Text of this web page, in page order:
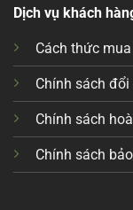
Dịch vụ khách
Cách thức
Chính sách đổi
Chính sách
Chính sách